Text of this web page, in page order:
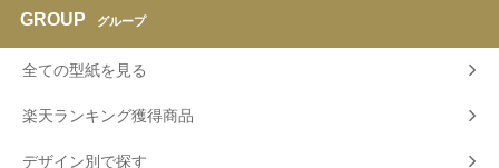
GROUP グループ
全ての型紙を見る
楽天ランキング獲得商品
デザイン別で探す